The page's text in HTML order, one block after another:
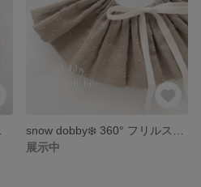
展示中